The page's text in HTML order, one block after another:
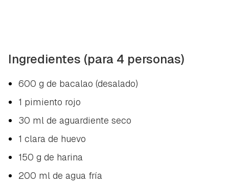
Ingredientes (para 4 personas)
600 g de bacalao (desalado)
1 pimiento rojo
30 ml de aguardiente seco
1 clara de huevo
150 g de harina
200 ml de agua fría